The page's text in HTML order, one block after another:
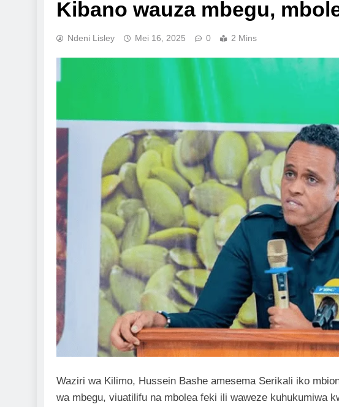
Kibano wauza mbegu,
Ndeni Lisley Mei 16, 2025 0 2 Mins
Waziri wa Kilimo, Hussein Bashe amesema Serikali iko
wa mbegu, viuatilifu na mbolea feki ili waweze kuhukumiwa